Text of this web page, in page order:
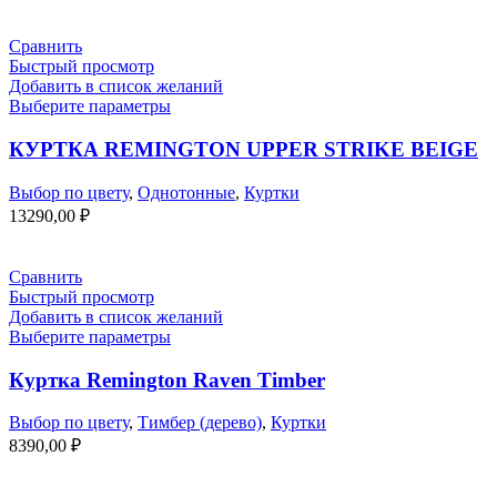
Сравнить
Быстрый просмотр
Добавить в список желаний
Выберите параметры
КУРТКА REMINGTON UPPER STRIKE BEIGE
Выбор по цвету, Однотонные, Куртки
13290,00 ₽
Сравнить
Быстрый просмотр
Добавить в список желаний
Выберите параметры
Куртка Remington Raven Timber
Выбор по цвету, Тимбер (дерево), Куртки
8390,00 ₽